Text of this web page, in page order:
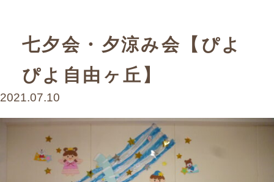
会社案内
お問い合わせ
まずはお気軽にお電話ください
七夕会・夕涼み会【ぴよ
ぴよ自由ヶ丘】
2021.07.10